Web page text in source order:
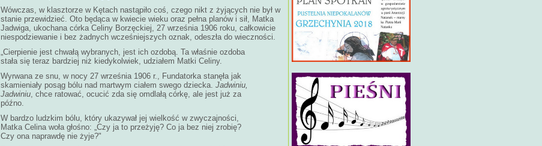
Wówczas, w klasztorze w Kętach nastąpiło coś, czego nikt z żyjących nie był w
stanie przewidzieć. Oto będąca w kwiecie wieku oraz pełna planów i sił, Matka
Jadwiga, ukochana córka Celiny Borzęckiej, 27 września 1906 roku, całkowicie
niespodziewanie i bez żadnych wcześniejszych oznak, odeszła do wieczności.
„Cierpienie jest chwałą wybranych, jest ich ozdobą. Ta właśnie ozdoba
stała się teraz bardziej niż kiedykolwiek, udziałem Matki Celiny.
Wyrwana ze snu, w nocy 27 września 1906 r., Fundatorka stanęła jak
skamieniały posąg bólu nad martwym ciałem swego dziecka. Jadwiniu,
Jadwiniu, chce ratować, ocucić zda się omdlałą córkę, ale jest już za
późno.
W bardzo ludzkim bólu, który ukazywał jej wielkość w zwyczajności,
Matka Celina woła głośno: „Czy ja to przeżyję? Co ja bez niej zrobię?
Czy ona naprawdę nie żyje?"